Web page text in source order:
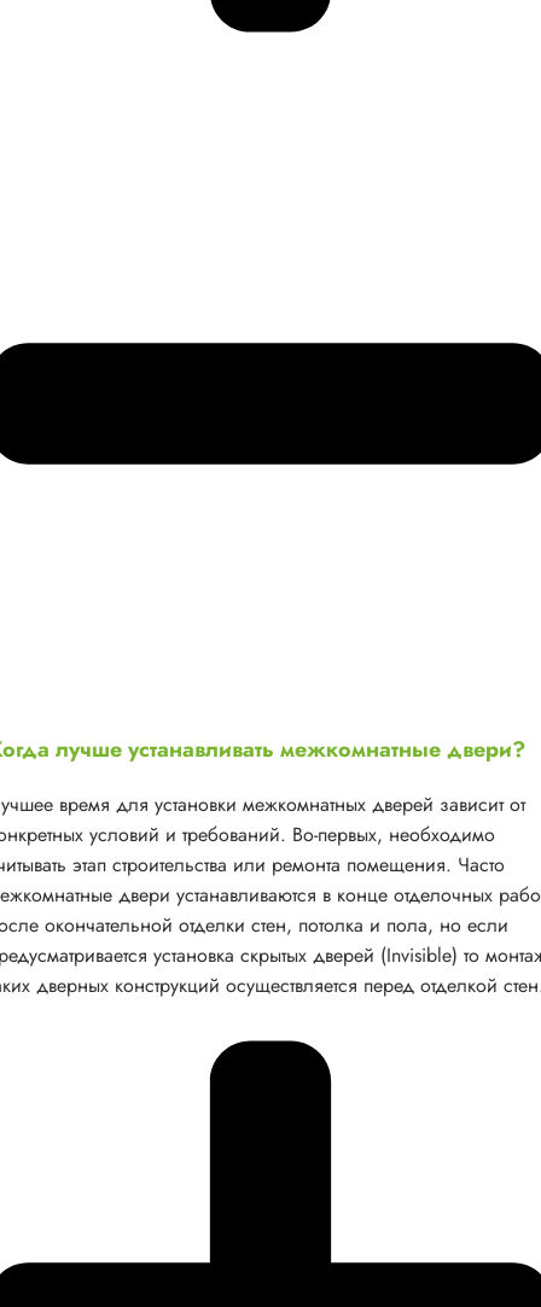
лучше устанавливать межкомнатные двери?
время для установки межкомнатных дверей зависит от
условий и требований. Во-первых, необходимо
этап строительства или ремонта помещения. Часто
двери устанавливаются в конце отделочных
окончательной отделки стен, потолка и пола, но если
установка скрытых дверей (Invisible) то
дверных конструкций осуществляется перед отделкой